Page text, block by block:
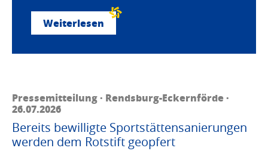
Weiterlesen
Pressemitteilung · Rendsburg-Eckernförde ·
26.07.2026
Bereits bewilligte Sportstättensanierungen
werden dem Rotstift geopfert